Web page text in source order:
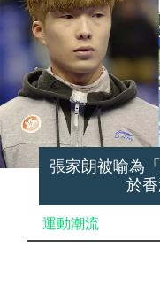
張家朗被喻為
於
運動潮流